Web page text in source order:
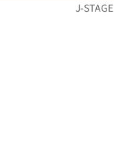
J-STAGE